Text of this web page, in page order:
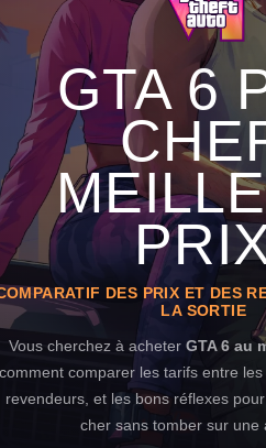
GTA 6
DES PRIX ET DES
LA SORTIE
Vous cherchez à acheter GTA 6 au
comment comparer les tarifs entre
revendeurs, et les bons réflexes
cher sans tomber sur une